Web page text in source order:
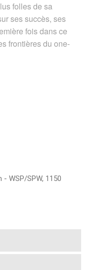
folles de sa
ses succès, ses
fois dans ce
frontières du one-
- WSP/SPW, 1150